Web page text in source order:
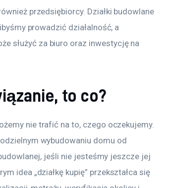
przedsiębiorcy. Działki budowlane
prowadzić działalność, a
służyć za biuro oraz inwestycję na
to co?
nie trafić na to, czego oczekujemy.
wybudowaniu domu od
jeśli nie jesteśmy jeszcze jej
idea „działkę kupię” przekształca się